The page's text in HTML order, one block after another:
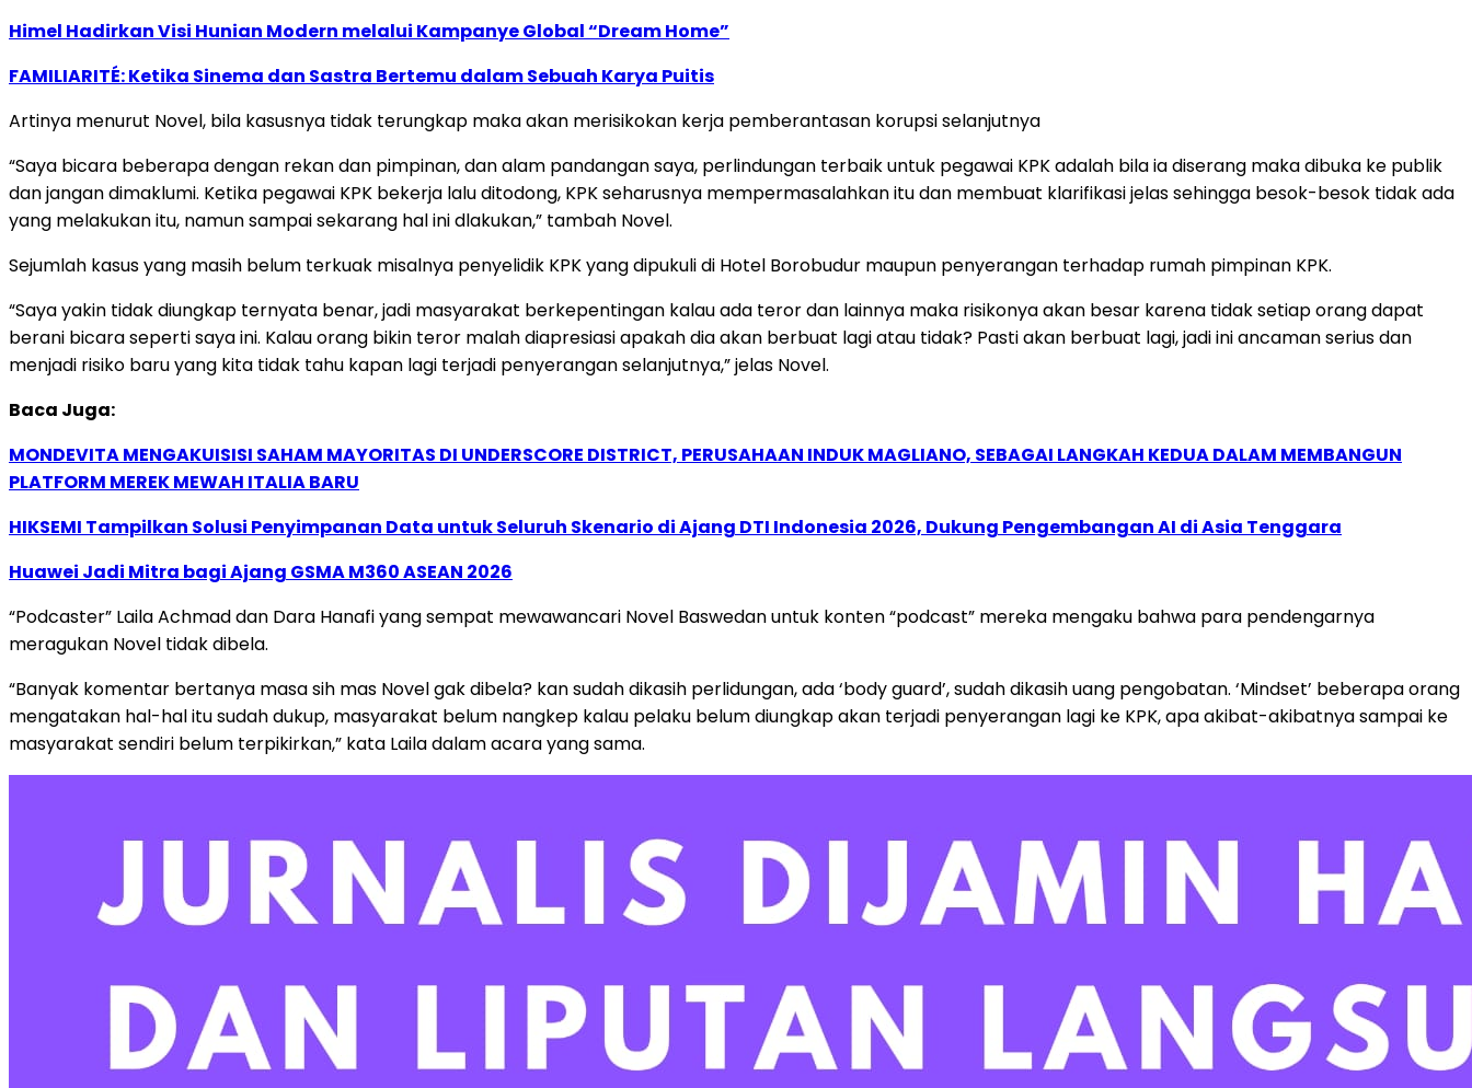
Himel Hadirkan Visi Hunian Modern melalui Kampanye Global “Dream Home”
FAMILIARITÉ: Ketika Sinema dan Sastra Bertemu dalam Sebuah Karya Puitis
Artinya menurut Novel, bila kasusnya tidak terungkap maka akan merisikokan kerja pemberantasan korupsi selanjutnya
“Saya bicara beberapa dengan rekan dan pimpinan, dan alam pandangan saya, perlindungan terbaik untuk pegawai KPK adalah bila ia diserang maka dibuka ke publik
dan jangan dimaklumi. Ketika pegawai KPK bekerja lalu ditodong, KPK seharusnya mempermasalahkan itu dan membuat klarifikasi jelas sehingga besok-besok tidak ada
yang melakukan itu, namun sampai sekarang hal ini dlakukan,” tambah Novel.
Sejumlah kasus yang masih belum terkuak misalnya penyelidik KPK yang dipukuli di Hotel Borobudur maupun penyerangan terhadap rumah pimpinan KPK.
“Saya yakin tidak diungkap ternyata benar, jadi masyarakat berkepentingan kalau ada teror dan lainnya maka risikonya akan besar karena tidak setiap orang dapat
berani bicara seperti saya ini. Kalau orang bikin teror malah diapresiasi apakah dia akan berbuat lagi atau tidak? Pasti akan berbuat lagi, jadi ini ancaman serius dan
menjadi risiko baru yang kita tidak tahu kapan lagi terjadi penyerangan selanjutnya,” jelas Novel.
Baca Juga:
MONDEVITA MENGAKUISISI SAHAM MAYORITAS DI UNDERSCORE DISTRICT, PERUSAHAAN INDUK MAGLIANO, SEBAGAI LANGKAH KEDUA DALAM MEMBANGUN
PLATFORM MEREK MEWAH ITALIA BARU
HIKSEMI Tampilkan Solusi Penyimpanan Data untuk Seluruh Skenario di Ajang DTI Indonesia 2026, Dukung Pengembangan AI di Asia Tenggara
Huawei Jadi Mitra bagi Ajang GSMA M360 ASEAN 2026
“Podcaster” Laila Achmad dan Dara Hanafi yang sempat mewawancari Novel Baswedan untuk konten “podcast” mereka mengaku bahwa para pendengarnya
meragukan Novel tidak dibela.
“Banyak komentar bertanya masa sih mas Novel gak dibela? kan sudah dikasih perlidungan, ada ‘body guard’, sudah dikasih uang pengobatan. ‘Mindset’ beberapa orang
mengatakan hal-hal itu sudah dukup, masyarakat belum nangkep kalau pelaku belum diungkap akan terjadi penyerangan lagi ke KPK, apa akibat-akibatnya sampai ke
masyarakat sendiri belum terpikirkan,” kata Laila dalam acara yang sama.